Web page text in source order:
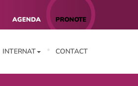
PRONOTE
AGENDA
INTERNAT CONTACT